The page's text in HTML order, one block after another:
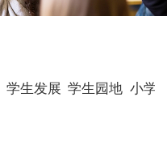
学生发展 学生园地 小学